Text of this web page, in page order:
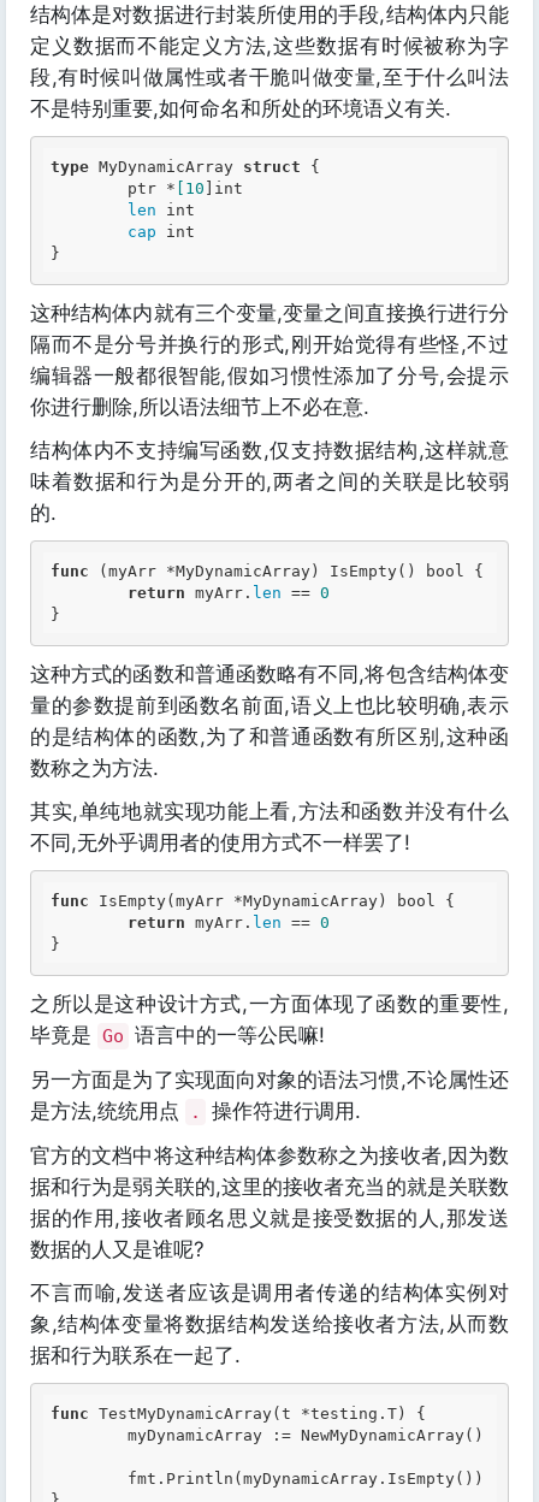
结构体是对数据进行封装所使用的手段,结构体内只能
定义数据而不能定义方法,这些数据有时候被称为字
段,有时候叫做属性或者干脆叫做变量,至于什么叫法
不是特别重要,如何命名和所处的环境语义有关.
type MyDynamicArray struct {
	ptr *
[10 ] int
len
int
cap
int
这种结构体内就有三个变量,变量之间直接换行进行分
隔而不是分号并换行的形式,刚开始觉得有些怪,不过
编辑器一般都很智能,假如习惯性添加了分号,会提示
你进行删除,所以语法细节上不必在意.
结构体内不支持编写函数,仅支持数据结构,这样就意
味着数据和行为是分开的,两者之间的关联是比较弱
的.
func (myArr *MyDynamicArray) IsEmpty() bool
{
return myArr. len == 0
这种方式的函数和普通函数略有不同,将包含结构体变
量的参数提前到函数名前面,语义上也比较明确,表示
的是结构体的函数,为了和普通函数有所区别,这种函
数称之为方法.
其实,单纯地就实现功能上看,方法和函数并没有什么
不同,无外乎调用者的使用方式不一样罢了!
func IsEmpty(myArr *MyDynamicArray) bool
{
return myArr. len == 0
之所以是这种设计方式,一方面体现了函数的重要性,
毕竟是 Go 语言中的一等公民嘛!
另一方面是为了实现面向对象的语法习惯,不论属性还
是方法,统统用点
.
操作符进行调用.
官方的文档中将这种结构体参数称之为接收者,因为数
据和行为是弱关联的,这里的接收者充当的就是关联数
据的作用,接收者顾名思义就是接受数据的人,那发送
数据的人又是谁呢?
不言而喻,发送者应该是调用者传递的结构体实例对
象,结构体变量将数据结构发送给接收者方法,从而数
据和行为联系在一起了.
func TestMyDynamicArray(t *testing.T) {